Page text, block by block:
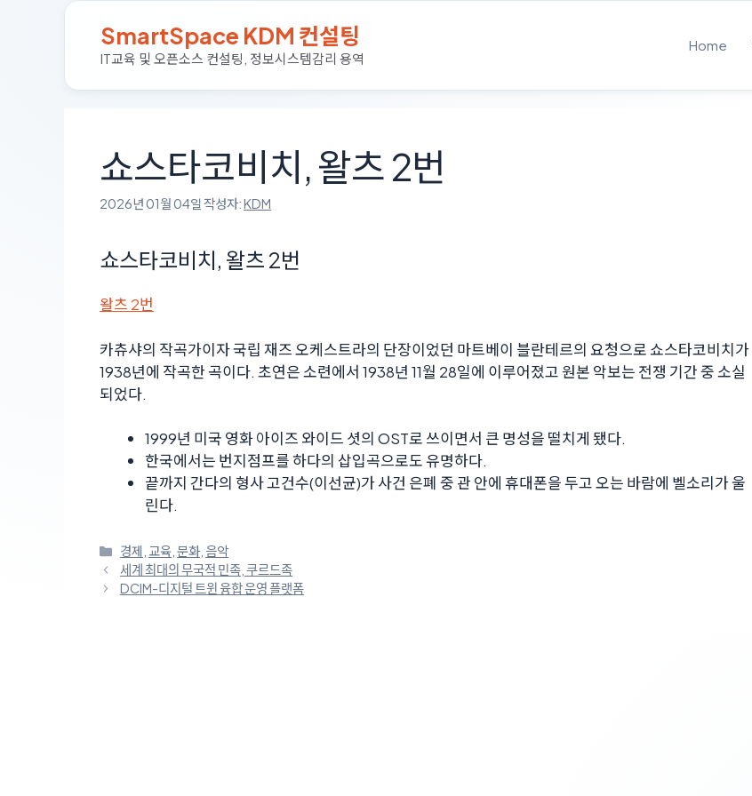
SmartSpace KDM 컨설팅
IT교육 및 오픈소스 컨설팅, 정보시스템감리 용역
Home
쇼스타코비치, 왈츠 2번
2026년 01월 04일 작성자:KDM
쇼스타코비치, 왈츠 2번
왈츠 2번
카츄샤의 작곡가이자 국립 재즈 오케스트라의 단장이었던 마트베이 블란테르의 요청으로 쇼스타코비치가
1938년에 작곡한 곡이다. 초연은 소련에서 1938년 11월 28일에 이루어졌고 원본 악보는 전쟁 기간 중 소실
되었다.
1999년 미국 영화 아이즈 와이드 셧의 OST로 쓰이면서 큰 명성을 떨치게 됐다.
한국에서는 번지점프를 하다의 삽입곡으로도 유명하다.
끝까지 간다의 형사 고건수(이선균)가 사건 은폐 중 관 안에 휴대폰을 두고 오는 바람에 벨소리가 울
린다.
카
테
고
경제 교육 ,문화 음악
세계 최대의 무국적 민족, 쿠르드족
DCIM-디지털 트윈 융합 운영 플랫폼